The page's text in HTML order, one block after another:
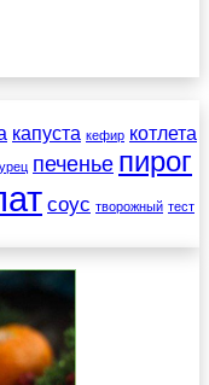
капуста кефир котлета
печенье пирог
соус творожный тест